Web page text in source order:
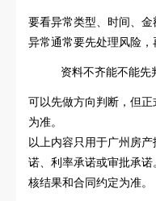
要看异常类型、时间、
异常通常要先处理风险，
资料不齐能不能先
可以先做方向判断，但
为准。
以上内容只用于广州房
诺、利率承诺或审批承
核结果和合同约定为准。